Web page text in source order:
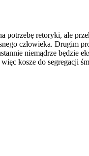
potrzebę retoryki, ale
człowieka. Drugim
niemądrze będzie
kosze do segregacji